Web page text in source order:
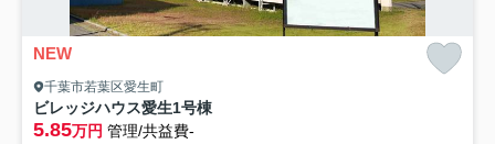
NEW
千葉市若葉区愛生町
ビレッジハウス愛生1号棟
5.85万円 管理/共益費-